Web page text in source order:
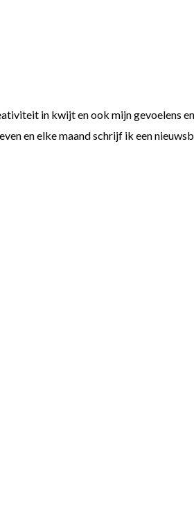
in kwijt en ook mijn gevoelens
en elke maand schrijf ik een